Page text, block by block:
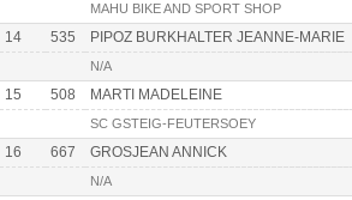
MAHU BIKE AND SPORT SHOP
14 535 PIPOZ BURKHALTER JEANNE-MARIE
N/A
15 508 MARTI MADELEINE
SC GSTEIG-FEUTERSOEY
16 667 GROSJEAN ANNICK
N/A